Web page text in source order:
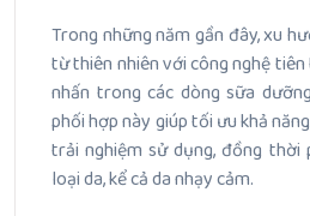
Trong những năm gần đây, xu
từ thiên nhiên với công nghệ
nhấn trong các dòng sữa
phối hợp này giúp tối ưu khả
trải nghiệm sử dụng, đồng thời
loại da, kể cả da nhạy cảm.